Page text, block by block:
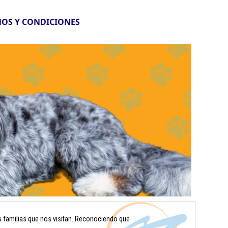
Y CONDICIONES
que nos visitan. Reconociendo que